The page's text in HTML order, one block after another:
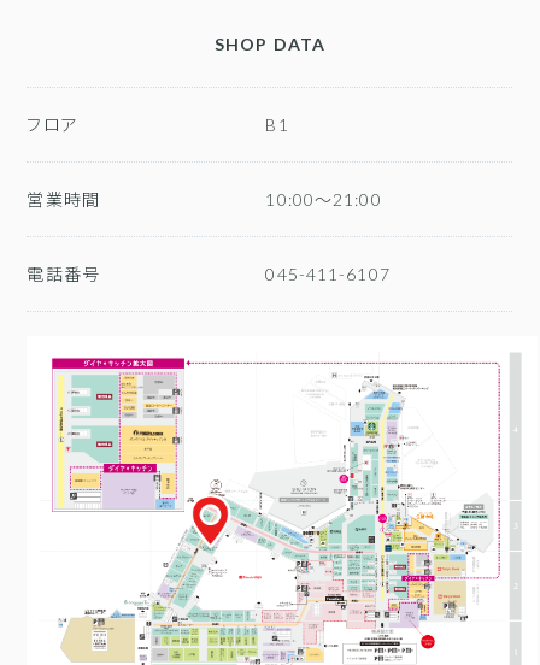
SHOP DATA
フロア B1
営業時間 10:00～21:00
電話番号 045-411-6107